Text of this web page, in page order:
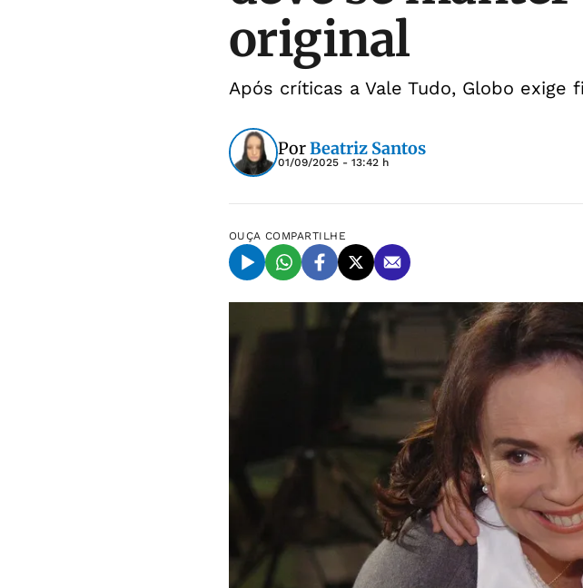
original
Após críticas a Vale Tudo, Globo exige
PorBeatriz Santos
01/09/2025 - 13:42 h
OUÇA COMPARTILHE